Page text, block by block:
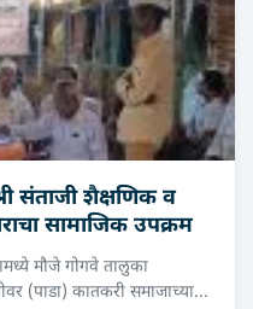
संताजी शैक्षणिक व
सामाजिक उपक्रम
मौजे गोगवे तालुका
(पाडा) कातकरी समाजाच्या...